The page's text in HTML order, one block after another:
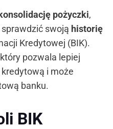
konsolidację pożyczki,
swoją historię
Kredytowej (BIK).
pozwala lepiej
i może
banku.
BIK